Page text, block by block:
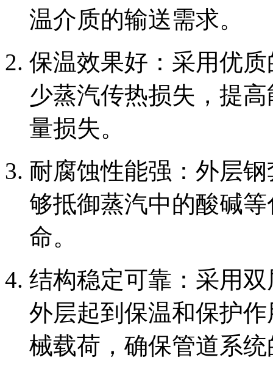
温介质的输送需求。
保温效果好‌：采用优
少蒸汽传热损失，提
量损失。
耐腐蚀性能强‌：外层
够抵御蒸汽中的酸碱
命。
结构稳定可靠‌：采用
外层起到保温和保护
械载荷，确保管道系